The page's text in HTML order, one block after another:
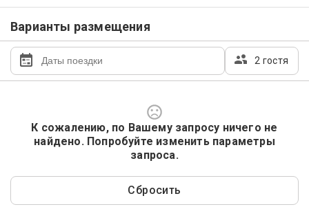
Варианты размещения
2 гостя
К сожалению, по Вашему запросу ничего не
найдено. Попробуйте изменить параметры
запроса.
Сбросить